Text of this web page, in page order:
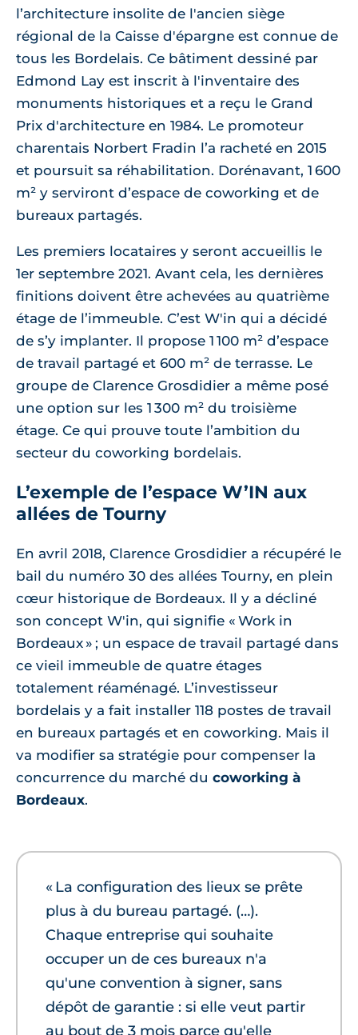
l’architecture insolite de l'ancien siège
régional de la Caisse d'épargne est connue de
tous les Bordelais. Ce bâtiment dessiné par
Edmond Lay est inscrit à l'inventaire des
monuments historiques et a reçu le Grand
Prix d'architecture en 1984. Le promoteur
charentais Norbert Fradin l’a racheté en 2015
et poursuit sa réhabilitation. Dorénavant, 1 600
m² y serviront d’espace de coworking et de
bureaux partagés.
Les premiers locataires y seront accueillis le
1er septembre 2021. Avant cela, les dernières
finitions doivent être achevées au quatrième
étage de l’immeuble. C’est W'in qui a décidé
de s’y implanter. Il propose 1 100 m² d’espace
de travail partagé et 600 m² de terrasse. Le
groupe de Clarence Grosdidier a même posé
une option sur les 1 300 m² du troisième
étage. Ce qui prouve toute l’ambition du
secteur du coworking bordelais.
L’exemple de l’espace W’IN aux
allées de Tourny
En avril 2018, Clarence Grosdidier a récupéré le
bail du numéro 30 des allées Tourny, en plein
cœur historique de Bordeaux. Il y a décliné
son concept W'in, qui signifie « Work in
Bordeaux » ; un espace de travail partagé dans
ce vieil immeuble de quatre étages
totalement réaménagé. L’investisseur
bordelais y a fait installer 118 postes de travail
en bureaux partagés et en coworking. Mais il
va modifier sa stratégie pour compenser la
concurrence du marché du coworking à
Bordeaux.
« La configuration des lieux se prête
plus à du bureau partagé. (…).
Chaque entreprise qui souhaite
occuper un de ces bureaux n'a
qu'une convention à signer, sans
dépôt de garantie : si elle veut partir
au bout de 3 mois parce qu'elle